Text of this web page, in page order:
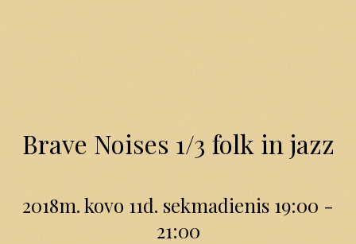
Brave Noises 1/3 folk in jazz
2018m. kovo 11d. sekmadienis 19:00 -
21:00